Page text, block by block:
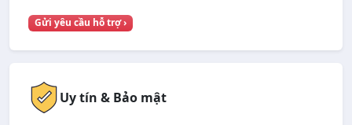
Gửi yêu cầu hỗ trợ ›
Uy tín & Bảo mật